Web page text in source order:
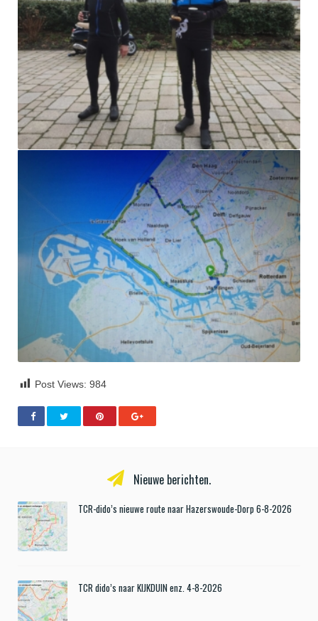
Post Views: 984
Nieuwe berichten.
TCR-dido’s nieuwe route naar Hazerswoude-Dorp 6-8-2026
TCR dido’s naar KIJKDUIN enz. 4-8-2026